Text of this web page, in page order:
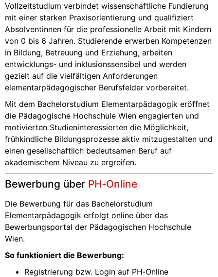
Vollzeitstudium verbindet wissenschaftliche Fundierung
mit einer starken Praxisorientierung und qualifiziert
Absolventinnen für die professionelle Arbeit mit Kindern
von 0 bis 6 Jahren. Studierende erwerben Kompetenzen
in Bildung, Betreuung und Erziehung, arbeiten
entwicklungs- und inklusionssensibel und werden
gezielt auf die vielfältigen Anforderungen
elementarpädagogischer Berufsfelder vorbereitet.
Mit dem Bachelorstudium Elementarpädagogik eröffnet
die Pädagogische Hochschule Wien engagierten und
motivierten Studieninteressierten die Möglichkeit,
frühkindliche Bildungsprozesse aktiv mitzugestalten und
einen gesellschaftlich bedeutsamen Beruf auf
akademischem Niveau zu ergreifen.
Bewerbung über PH‑Online
Die Bewerbung für das Bachelorstudium
Elementarpädagogik erfolgt online über das
Bewerbungsportal der Pädagogischen Hochschule
Wien.
So funktioniert die Bewerbung:
Registrierung bzw. Login auf PH‑Online